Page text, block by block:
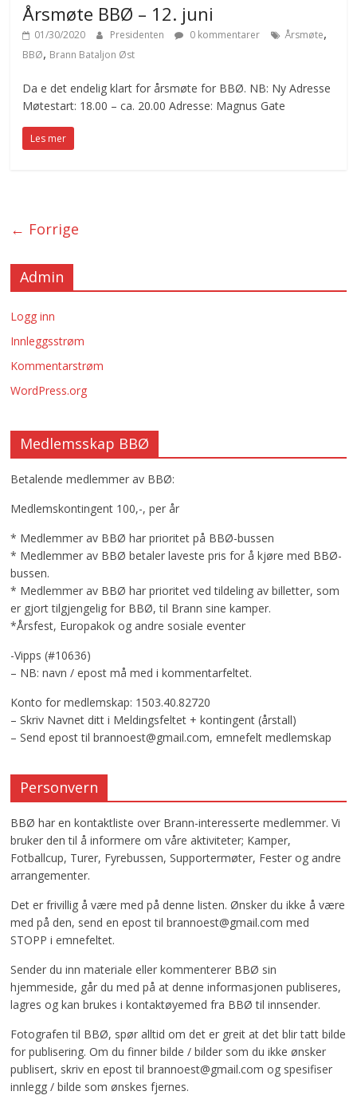
Årsmøte BBØ – 12. juni
01/30/2020 Presidenten 0 kommentarer Årsmøte,
BBØ, Brann Bataljon Øst
Da e det endelig klart for årsmøte for BBØ. NB: Ny Adresse
Møtestart: 18.00 – ca. 20.00 Adresse: Magnus Gate
Les mer
← Forrige
Admin
Logg inn
Innleggsstrøm
Kommentarstrøm
WordPress.org
Medlemsskap BBØ
Betalende medlemmer av BBØ:
Medlemskontingent 100,-, per år
* Medlemmer av BBØ har prioritet på BBØ-bussen
* Medlemmer av BBØ betaler laveste pris for å kjøre med BBØ-
bussen.
* Medlemmer av BBØ har prioritet ved tildeling av billetter, som
er gjort tilgjengelig for BBØ, til Brann sine kamper.
*Årsfest, Europakok og andre sosiale eventer
-Vipps (#10636)
– NB: navn / epost må med i kommentarfeltet.
Konto for medlemskap: 1503.40.82720
– Skriv Navnet ditt i Meldingsfeltet + kontingent (årstall)
– Send epost til brannoest@gmail.com, emnefelt medlemskap
Personvern
BBØ har en kontaktliste over Brann-interesserte medlemmer. Vi
bruker den til å informere om våre aktiviteter; Kamper,
Fotballcup, Turer, Fyrebussen, Supportermøter, Fester og andre
arrangementer.
Det er frivillig å være med på denne listen. Ønsker du ikke å være
med på den, send en epost til brannoest@gmail.com med
STOPP i emnefeltet.
Sender du inn materiale eller kommenterer BBØ sin
hjemmeside, går du med på at denne informasjonen publiseres,
lagres og kan brukes i kontaktøyemed fra BBØ til innsender.
Fotografen til BBØ, spør alltid om det er greit at det blir tatt bilde
for publisering. Om du finner bilde / bilder som du ikke ønsker
publisert, skriv en epost til brannoest@gmail.com og spesifiser
innlegg / bilde som ønskes fjernes.